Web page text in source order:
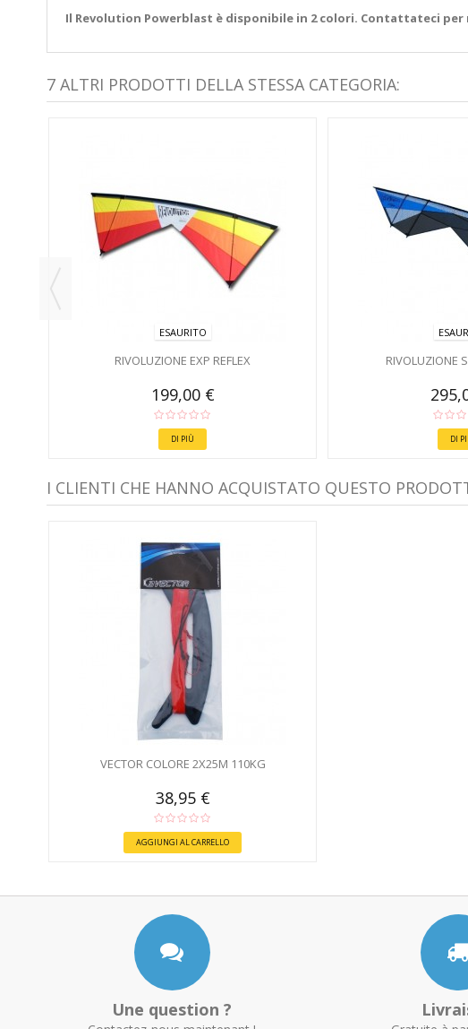
Il Revolution Powerblast è disponibile in 2 colori. Contattateci
7 ALTRI PRODOTTI DELLA STESSA CATEGORIA:
ESAURITO
RIVOLUZIONE EXP REFLEX
199,00 €
DI PIÙ
RIVOLUZIONE
DI
I CLIENTI CHE HANNO ACQUISTATO QUESTO
VECTOR COLORE 2X25M 110KG
38,95 €
AGGIUNGI AL CARRELLO
Une question ?